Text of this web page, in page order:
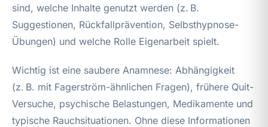
sind, welche Inhalte genutzt werden (z. B.
Suggestionen, Rückfallprävention, Selbsthypnose-
Übungen) und welche Rolle Eigenarbeit spielt.
Wichtig ist eine saubere Anamnese: Abhängigkeit
(z. B. mit Fagerström-ähnlichen Fragen), frühere Quit-
Versuche, psychische Belastungen, Medikamente und
typische Rauchsituationen. Ohne diese Informationen